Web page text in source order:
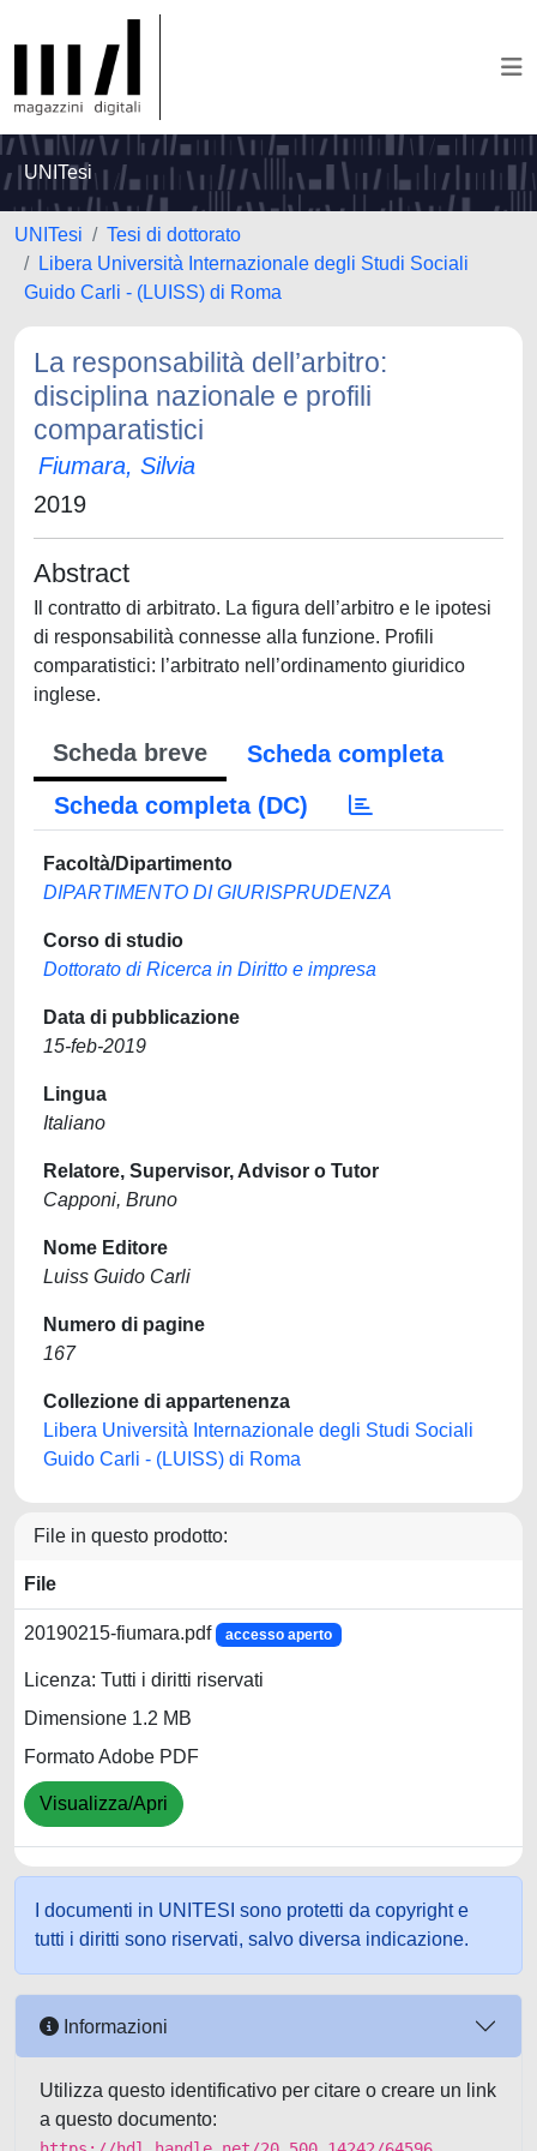
UNITesi
UNITesi
Tesi di dottorato
Libera Università Internazionale degli Studi Sociali
Guido Carli - (LUISS) di Roma
La responsabilità dell’arbitro:
disciplina nazionale e profili
comparatistici
Fiumara, Silvia
2019
Abstract
Il contratto di arbitrato. La figura dell’arbitro e le ipotesi
di responsabilità connesse alla funzione. Profili
comparatistici: l’arbitrato nell’ordinamento giuridico
inglese.
Scheda breve
Scheda completa
Scheda completa (DC)
Facoltà/Dipartimento
DIPARTIMENTO DI GIURISPRUDENZA
Corso di studio
Dottorato di Ricerca in Diritto e impresa
Data di pubblicazione
15-feb-2019
Lingua
Italiano
Relatore, Supervisor, Advisor o Tutor
Capponi, Bruno
Nome Editore
Luiss Guido Carli
Numero di pagine
167
Collezione di appartenenza
Libera Università Internazionale degli Studi Sociali
Guido Carli - (LUISS) di Roma
File in questo prodotto:
File
20190215-fiumara.pdf accesso aperto
Licenza: Tutti i diritti riservati
Dimensione 1.2 MB
Formato Adobe PDF
Visualizza/Apri
I documenti in UNITESI sono protetti da copyright e
tutti i diritti sono riservati, salvo diversa indicazione.
Informazioni
Utilizza questo identificativo per citare o creare un link
a questo documento: